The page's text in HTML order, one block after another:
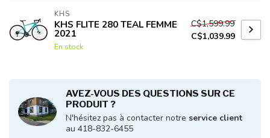
KHS
KHS FLITE 280 TEAL FEMME
2021
En stock
C$1,599.99
C$1,039.99
AVEZ-VOUS DES QUESTIONS SUR CE
PRODUIT ?
N'hésitez pas à contacter notre service client
au 418-832-6455